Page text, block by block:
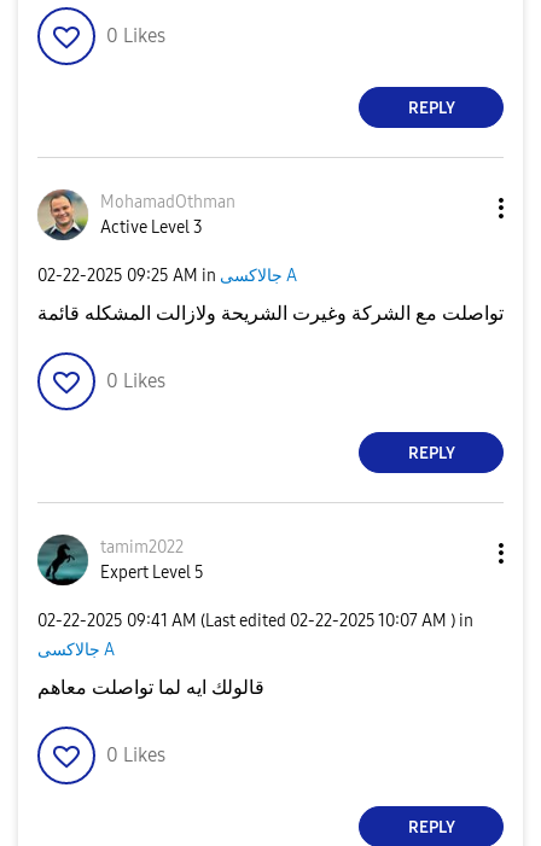
0 Likes
REPLY
MohamadOthman
Active Level 3
‎02-22-2025 09:25 AM in جالاكسى A
تواصلت مع الشركة وغيرت الشريحة ولازالت المشكله قائمة
0 Likes
REPLY
tamim2022
Expert Level 5
‎02-22-2025 09:41 AM (Last edited ‎02-22-202510:07 AM ) in
جالاكسى A
قالولك ايه لما تواصلت معاهم
0 Likes
REPLY